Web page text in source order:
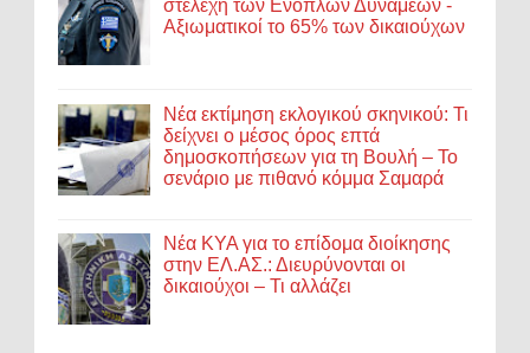
στελέχη των Ενόπλων Δυνάμεων -
Αξιωματικοί το 65% των δικαιούχων
Νέα εκτίμηση εκλογικού σκηνικού: Τι
δείχνει ο μέσος όρος επτά
δημοσκοπήσεων για τη Βουλή – Το
σενάριο με πιθανό κόμμα Σαμαρά
Νέα ΚΥΑ για το επίδομα διοίκησης
στην ΕΛ.ΑΣ.: Διευρύνονται οι
δικαιούχοι – Τι αλλάζει